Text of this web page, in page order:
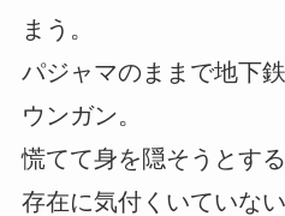
まう。
パジャマのままで地下
ウンガン。
慌てて身を隠そうとす
存在に気付くいていない